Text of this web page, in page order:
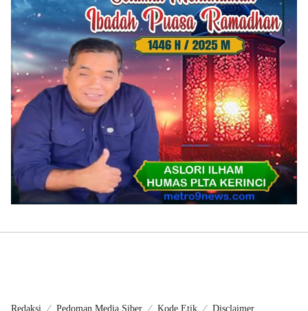
Redaksi Pedoman Media Siber Kode Etik Disclaimer